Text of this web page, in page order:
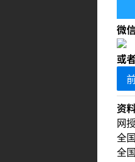
微
或
资
网
全
全